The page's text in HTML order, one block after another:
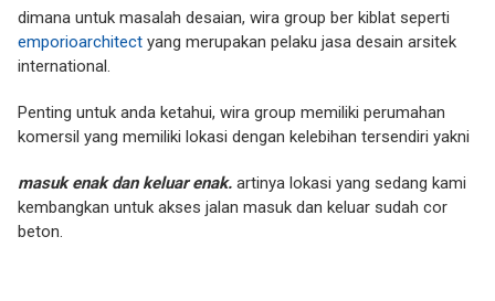
dimana untuk masalah desaian, wira group ber kiblat seperti
emporioarchitect yang merupakan pelaku jasa desain arsitek
international.
Penting untuk anda ketahui, wira group memiliki perumahan
komersil yang memiliki lokasi dengan kelebihan tersendiri yakni
masuk enak dan keluar enak. artinya lokasi yang sedang kami
kembangkan untuk akses jalan masuk dan keluar sudah cor
beton.